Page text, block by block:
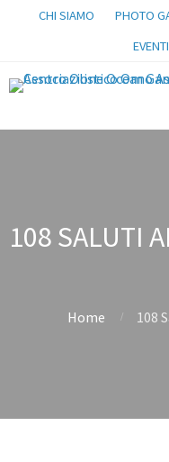
CHI SIAMO PHOTO
108 SALUTI
Home 108